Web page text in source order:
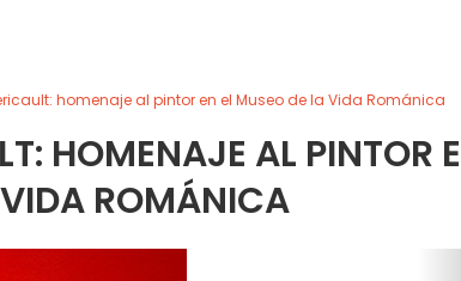
homenaje al pintor en el Museo de la Vida Románica
HOMENAJE AL PINTOR
ROMÁNICA